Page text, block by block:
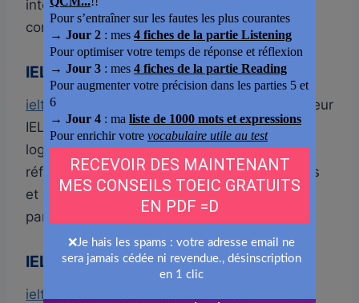
interface simple, sans inscription, un bon
complément aux sites officiels.
IELTS Simon
ieltssimon.com
, créé par un ancien examinateur
IELTS, est une mine d’or pour comprendre la
logique de correction et adopter les bons
réflexes, avec des exercices courts, efficaces
et expliqués pour chaque compétence, en
particulier Writing et Speaking.
IELTS Mentor
ielts-mentor.com